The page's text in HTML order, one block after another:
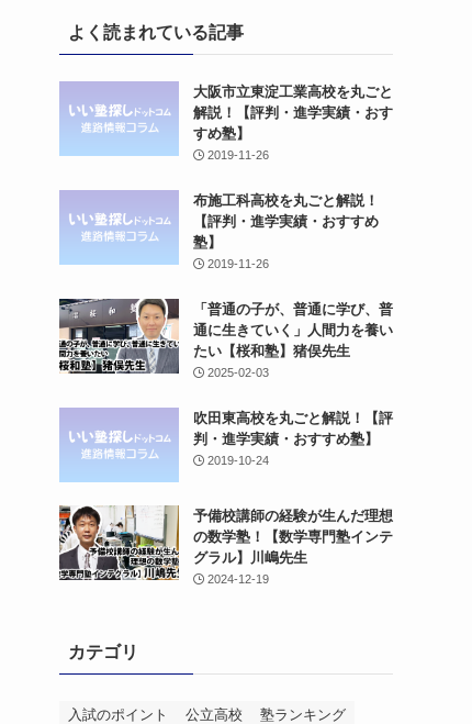
よく読まれている記事
大阪市立東淀工業高校を丸ごと
解説！【評判・進学実績・おす
すめ塾】
2019-11-26
布施工科高校を丸ごと解説！
【評判・進学実績・おすすめ
塾】
2019-11-26
「普通の子が、普通に学び、普
通に生きていく」人間力を養い
たい【桜和塾】猪俣先生
2025-02-03
吹田東高校を丸ごと解説！【評
判・進学実績・おすすめ塾】
2019-10-24
予備校講師の経験が生んだ理想
の数学塾！【数学専門塾インテ
グラル】川嶋先生
2024-12-19
カテゴリ
入試のポイント 公立高校
塾ランキング